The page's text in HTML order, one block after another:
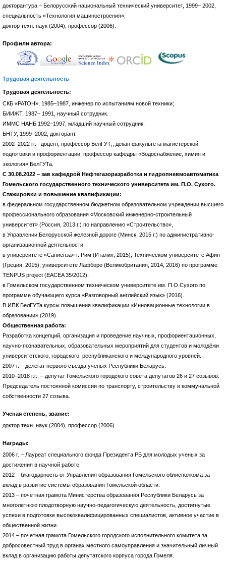
докторантура – Белорусский национальный технический университет, 1999– 2002,
специальность «Технология машиностроения»;
доктор техн. наук (2004), профессор (2006).
Профили автора:
Трудовая деятельность
Трудовая деятельность:
СКБ «РАТОН», 1985–1987, инженер по испытаниям новой техники;
БИИЖТ, 1987– 1991, научный сотрудник.
ИММС НАНБ 1992–1997, младший научный сотрудник.
БНТУ, 1999–2002, докторант.
2002–2022 гг.– доцент, профессор БелГУТ;, декан факультета магистерской
подготовки и профориентации, профессор кафедры «Водоснабжение, химия и
экология» БелГУТа.
С 30.08.2022 – зав кафедрой Нефтегазоразработка и гидропневмоавтоматика
Гомельского государственного технического университета им. П.О. Сухого.
Стажировки и повышение квалификации:
в федеральном государственном бюджетном образовательном учреждении высшего
профессионального образования «Московский инженерно-строительный
университет» (Россия, 2013 г.) по направлению «Строительство»,
в Управлении Белорусской железной дороге (Минск, 2015 г.) по административно-
организационной деятельности;
в университете «Сапиенза» г. Рим (Италия, 2015), Техническом университете Афин
(Греция, 2015); университете Лафборо (Великобритания, 2014, 2016) по программе
TENPUS project (EACEA 35/2012);
в Гомельском государственном техническом университете им. П.О.Сухого по
программе обучающего курса «Разговорный английский язык» (2016).
В ИПК БелГУТа курсы повышения квалификации «Инновационные технологии в
образовании» (2019).
Общественная работа:
Разработка концепций, организация и проведение научных, профориентационных,
научно-познавательных, образовательных мероприятий для студентов и молодёжи
университетского, городского, республиканского и международного уровней.
2007 г. – делегат первого съезда ученых Республики Беларусь.
2010–2018 г.г.. – депутат Гомельского городского совета депутатов 26 и 27 созывов.
Председатель постоянной комиссии по транспорту, строительству и коммунальной
собственности 27 созыва.
Ученая степень, звание:
доктор техн. наук (2004), профессор (2006).
Награды:
2006 г. – Лауреат специального фонда Президента РБ для молодых ученых за
достижения в научной работе.
2012 – благодарность от Управления образования Гомельского облисполкома за
вклад в развитие системы образования Гомельской области.
2013 – почетная грамота Министерства образования Республики Беларусь за
многолетнюю плодотворную научно-педагогическую деятельность, достигнутые
успехи в подготовке высококвалифицированных специалистов, активное участие в
общественной жизни.
2014 – почетная грамота Гомельского городского исполнительного комитета за
добросовестный труд в органах местного самоуправления и значительный личный
вклад в организацию работы депутатского корпуса города Гомеля.